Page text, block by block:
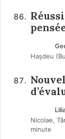
Hașdeu
Nicolae,
minute